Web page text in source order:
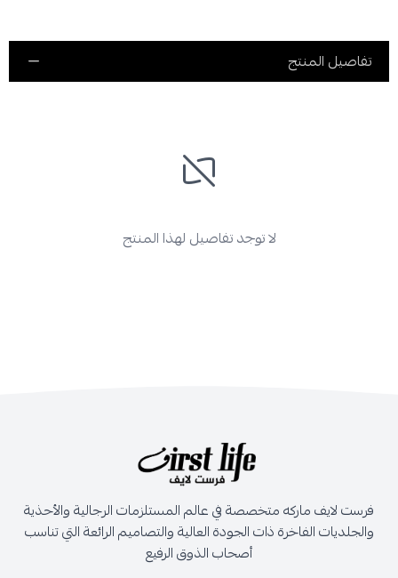
تفاصيل المنتج
لا توجد تفاصيل لهذا المنتج
فرست لايف ماركه متخصصة في عالم المستلزمات الرجالية والأحذية
والجلديات الفاخرة ذات الجودة العالية والتصاميم الرائعة التي تناسب
أصحاب الذوق الرفيع